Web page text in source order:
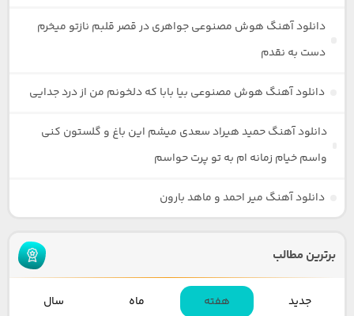
دانلود آهنگ هوش مصنوعی جواهری در قصر قلبم نازتو میخرم
دست به نقدم
دانلود آهنگ هوش مصنوعی بیا بابا که دلخونم من از درد جدایی
دانلود آهنگ حمید هیراد سعدی میشم این باغ و گلستون کنی
واسم خیام زمانه ام به تو پرت حواسم
دانلود آهنگ میر احمد و ماهد بارون
برترین مطالب
جدید هفته ماه سال